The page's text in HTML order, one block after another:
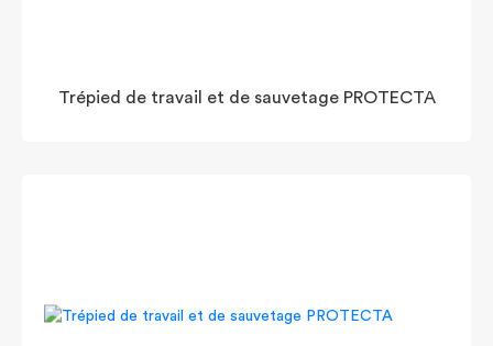
Trépied de travail et de sauvetage PROTECTA